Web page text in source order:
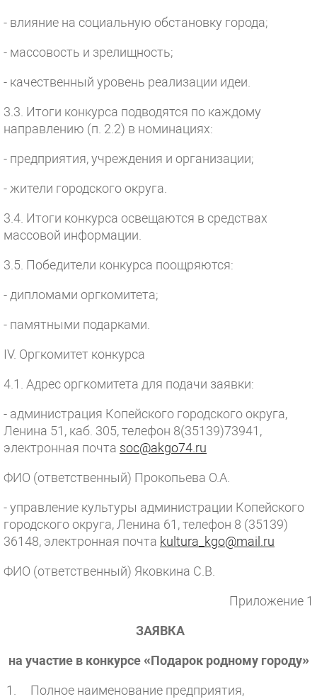
- влияние на социальную обстановку города;
- массовость и зрелищность;
- качественный уровень реализации идеи.
3.3. Итоги конкурса подводятся по каждому
направлению (п. 2.2) в номинациях:
- предприятия, учреждения и организации;
- жители городского округа.
3.4. Итоги конкурса освещаются в средствах
массовой информации.
3.5. Победители конкурса поощряются:
- дипломами оргкомитета;
- памятными подарками.
IV. Оргкомитет конкурса
4.1. Адрес оргкомитета для подачи заявки:
- администрация Копейского городского округа,
Ленина 51, каб. 305, телефон 8(35139)73941,
электронная почта soc@akgo74.ru
ФИО (ответственный) Прокопьева О.А.
- управление культуры администрации Копейского
городского округа, Ленина 61, телефон 8 (35139)
36148, электронная почта kultura_kgo@mail.ru
ФИО (ответственный) Яковкина С.В.
Приложение 1
ЗАЯВКА
на участие в конкурсе «Подарок родному городу»
1. Полное наименование предприятия,